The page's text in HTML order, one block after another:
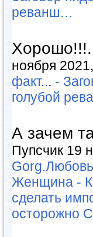
реванш…
ноября
факт... -
голубой
А зачем
Пупсчик 19
Женщина -
сделать
осторожно